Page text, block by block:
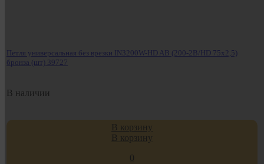
Петля универсальная без врезки IN3200W-HD AB (200-2B/HD 75x2,5)
бронза (шт) 39727
В наличии
В корзину
В корзину
0